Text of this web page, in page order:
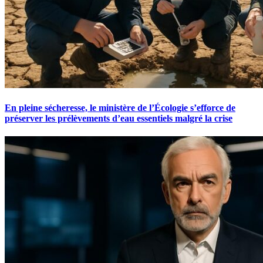
En pleine sécheresse, le ministère de l’Écologie s’efforce de
préserver les prélèvements d’eau essentiels malgré la crise